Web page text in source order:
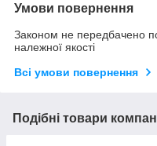
Умови повернення
Законом не передбачено
належної якості
Всі умови повернення
Подібні товари